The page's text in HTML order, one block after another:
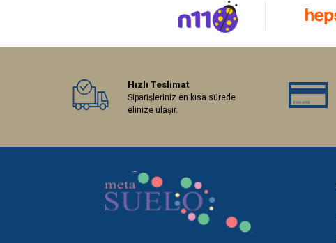
Hızlı Teslimat
Siparişleriniz en kısa sürede
elinize ulaşır.